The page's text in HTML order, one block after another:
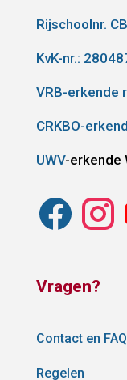
Rijschoolnr.
KvK-nr.:
VRB-erkende
CRKBO-
UWV-erkende
Vragen?
Contact en FAQ
Regelen